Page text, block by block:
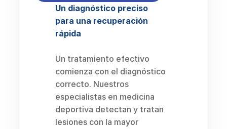
Un diagnóstico preciso
para una recuperación
rápida
Un tratamiento efectivo
comienza con el diagnóstico
correcto. Nuestros
especialistas en medicina
deportiva detectan y tratan
lesiones con la mayor